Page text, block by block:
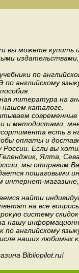
вы можете купить
издательствами,
по
английскому
литература на
каталоге.
методистами,
есть в
оплаты и
Если вы
Ялта,
мы отправим
пошаговыми
интернет-
найти
на все
систему
нашу
по английскому
наших любимых
Bibliopilot.ru!